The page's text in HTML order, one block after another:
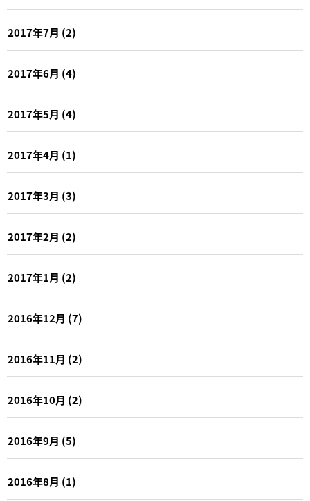
2017年7月 (2)
2017年6月 (4)
2017年5月 (4)
2017年4月 (1)
2017年3月 (3)
2017年2月 (2)
2017年1月 (2)
2016年12月 (7)
2016年11月 (2)
2016年10月 (2)
2016年9月 (5)
2016年8月 (1)